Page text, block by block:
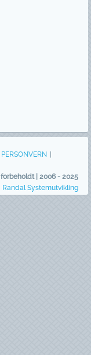
PERSONVERN
| 2006 - 2025
Randal Systemutvikling